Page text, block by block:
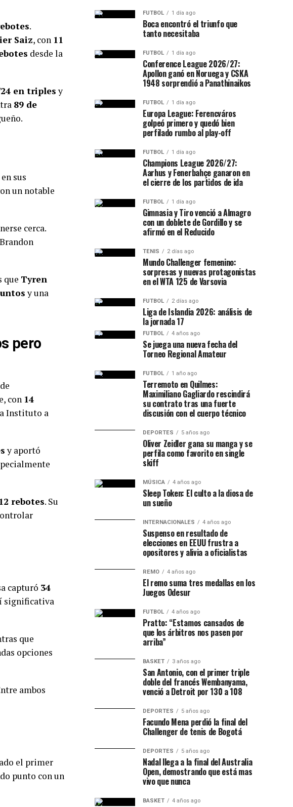
.
Saiz, con 11
desde la
en triplesy
89 de
sus
un notable
cerca.
que Tyren
y una
pero
con 14
Instituto a
y aportó
rebotes. Su
capturó 34
significativa
que
opciones
ambos
el primer
punto con un
FUTBOL 1 día ago
Boca encontró el triunfo que
tanto necesitaba
FUTBOL 1 día ago
Conference League 2026/27:
Apollon ganó en Noruega y CSKA
1948 sorprendió a Panathinaikos
FUTBOL 1 día ago
Europa League: Ferencváros
golpeó primero y quedó bien
perfilado rumbo al play-off
FUTBOL 1 día ago
Champions League 2026/27:
Aarhus y Fenerbahçe ganaron en
el cierre de los partidos de ida
FUTBOL 1 día ago
Gimnasia y Tiro venció a Almagro
con un doblete de Gordillo y se
afirmó en el Reducido
TENIS 2 días ago
Mundo Challenger femenino:
sorpresas y nuevas protagonistas
en el WTA 125 de Varsovia
FUTBOL 2 días ago
Liga de Islandia 2026: análisis de
la jornada 17
FUTBOL 4 años ago
Se juega una nueva fecha del
Torneo Regional Amateur
FUTBOL 1 año ago
Terremoto en Quilmes:
Maximiliano Gagliardo rescindirá
su contrato tras una fuerte
discusión con el cuerpo técnico
DEPORTES 5 años ago
Oliver Zeidler gana su manga y se
perfila como favorito en single
skiff
MÚSICA 4 años ago
Sleep Token: El culto a la diosa de
un sueño
INTERNACIONALES 4 años ago
Suspenso en resultado de
elecciones en EEUU frustra a
opositores y alivia a oficialistas
REMO 4 años ago
El remo suma tres medallas en los
Juegos Odesur
FUTBOL 4 años ago
Pratto: “Estamos cansados de
que los árbitros nos pasen por
arriba”
BASKET 3 años ago
San Antonio, con el primer triple
doble del francés Wembanyama,
venció a Detroit por 130 a 108
DEPORTES 5 años ago
Facundo Mena perdió la final del
Challenger de tenis de Bogotá
DEPORTES 5 años ago
Nadal llega a la final del Australia
Open, demostrando que está mas
vivo que nunca
BASKET 4 años ago